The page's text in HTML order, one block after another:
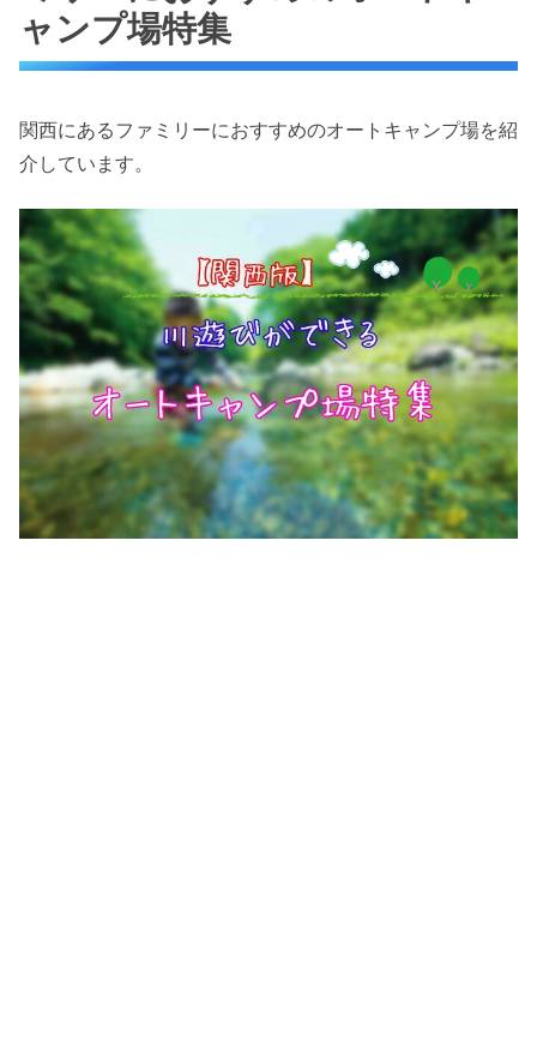
ャンプ場特集
関西にあるファミリーにおすすめのオートキャンプ場を紹
介しています。